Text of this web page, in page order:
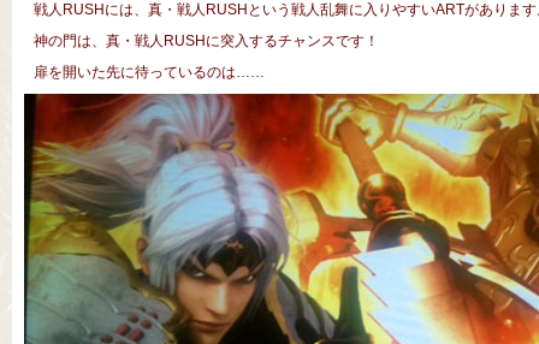
戦人RUSHには、真・戦人RUSHという戦人乱舞に入りやすいARTがありま
神の門は、真・戦人RUSHに突入するチャンスです！
扉を開いた先に待っているのは……